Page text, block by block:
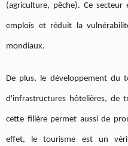
(agriculture, pêche). Ce
emplois et réduit la
mondiaux.
De plus, le développement du
d'infrastructures hôtelières, de
cette filière permet aussi de
effet, le tourisme est un